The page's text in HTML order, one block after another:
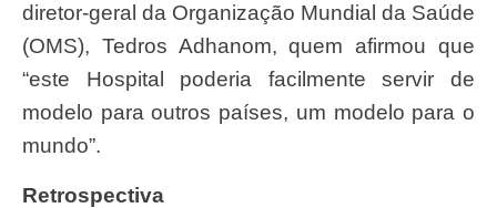
diretor-geral da Organização Mundial da Saúde
(OMS), Tedros Adhanom, quem afirmou que
“este Hospital poderia facilmente servir de
modelo para outros países, um modelo para o
mundo”.
Retrospectiva